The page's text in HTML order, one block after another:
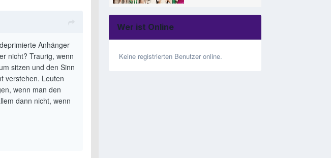
Anhänger
nicht? Traurig, wenn
sitzen und den Sinn
verstehen. Leuten
wenn man den
dann nicht, wenn
Wer ist Online
Keine registrierten Benutzer online.